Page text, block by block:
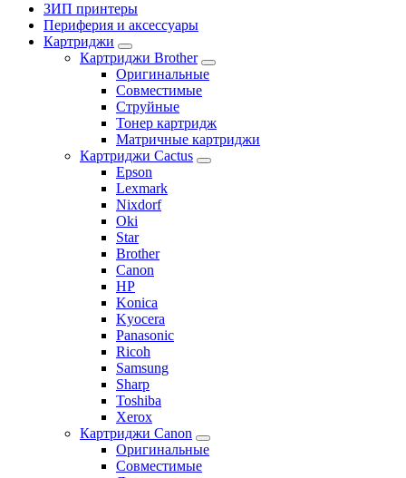
ЗИП принтеры
Периферия и аксессуары
Картриджи
Картриджи Brother
Оригинальные
Совместимые
Струйные
Тонер картридж
Матричные картриджи
Картриджи Cactus
Epson
Lexmark
Nixdorf
Oki
Star
Brother
Canon
HP
Konica
Kyocera
Panasonic
Ricoh
Samsung
Sharp
Toshiba
Xerox
Картриджи Canon
Оригинальные
Совместимые